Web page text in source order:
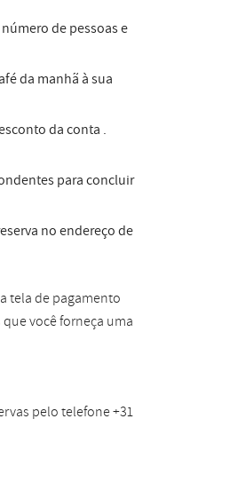
de pessoas e
da manhã à sua
da conta .
para concluir
no endereço de
tela de pagamento
você forneça uma
pelo telefone +31